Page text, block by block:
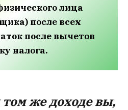
лица
после всех
после вычетов
налога.
же доходе вы,